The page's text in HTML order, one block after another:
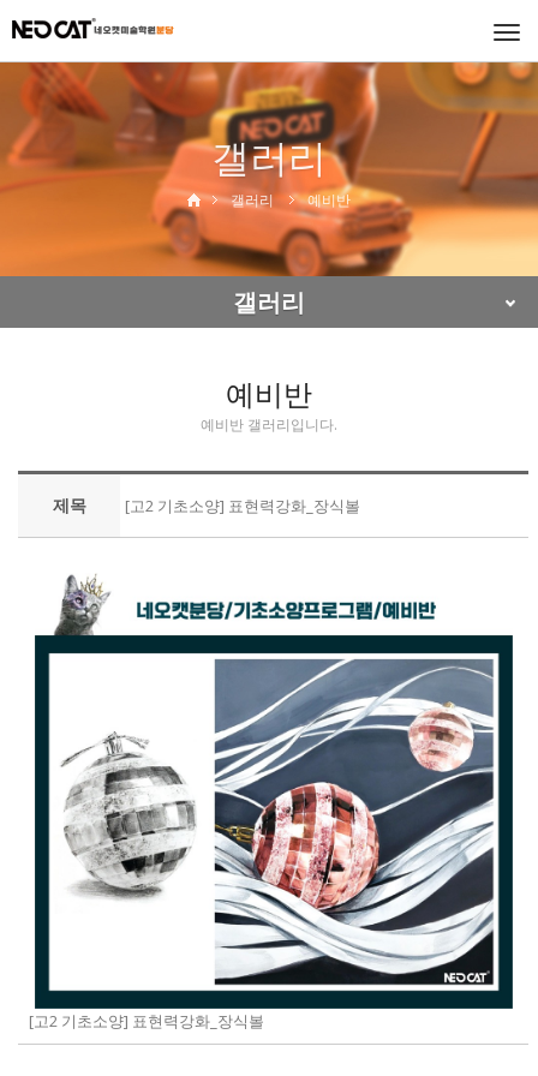
갤러리
갤러리 예비반
갤러리
예비반
예비반 갤러리입니다.
제목 [고2 기초소양] 표현력강화_장식볼
[고2 기초소양] 표현력강화_장식볼